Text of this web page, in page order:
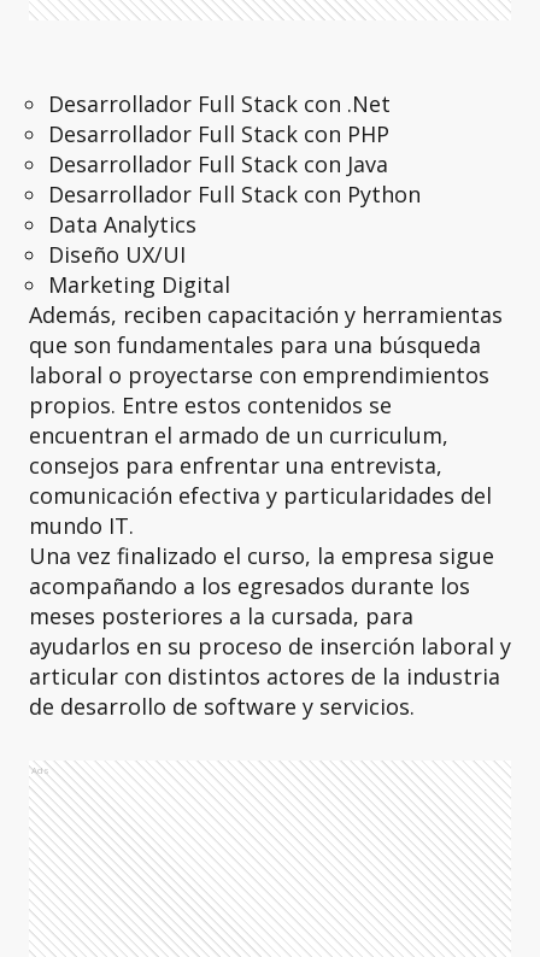
Desarrollador Full Stack con .Net
Desarrollador Full Stack con PHP
Desarrollador Full Stack con Java
Desarrollador Full Stack con Python
Data Analytics
Diseño UX/UI
Marketing Digital
Además, reciben capacitación y herramientas
que son fundamentales para una búsqueda
laboral o proyectarse con emprendimientos
propios. Entre estos contenidos se
encuentran el armado de un curriculum,
consejos para enfrentar una entrevista,
comunicación efectiva y particularidades del
mundo IT.
Una vez finalizado el curso, la empresa sigue
acompañando a los egresados durante los
meses posteriores a la cursada, para
ayudarlos en su proceso de inserción laboral y
articular con distintos actores de la industria
de desarrollo de software y servicios.
Ads